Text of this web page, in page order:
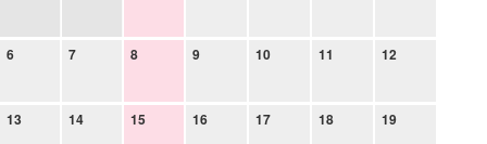
6 7 8 9 10 11 12
13 14 15 16 17 18 19